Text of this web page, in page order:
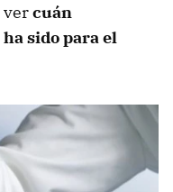
vercuán
sido para el